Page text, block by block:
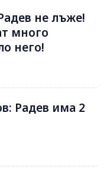
не лъже!
много
него!
Радев има 2